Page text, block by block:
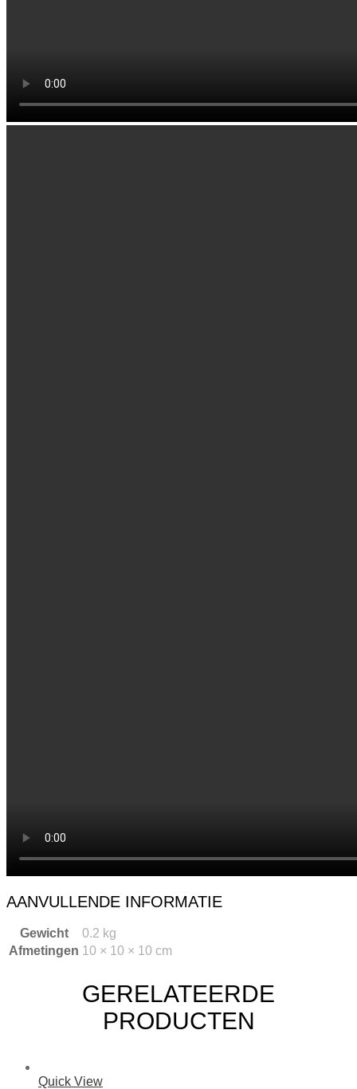
AANVULLENDE INFORMATIE
Gewicht
0.2 kg
Afmetingen 10 × 10 × 10 cm
GERELATEERDE
PRODUCTEN
Quick View